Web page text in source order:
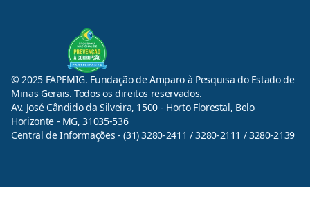
© 2025 FAPEMIG. Fundação de Amparo à Pesquisa do Estado de
Minas Gerais. Todos os direitos reservados.
Av. José Cândido da Silveira, 1500 - Horto Florestal, Belo
Horizonte - MG, 31035-536
Central de Informações - (31) 3280-2411 / 3280-2111 / 3280-2139